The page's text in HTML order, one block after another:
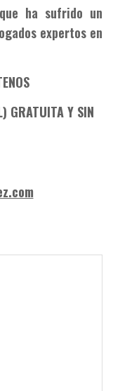
ha sufrido un
expertos en
GRATUITA Y SIN